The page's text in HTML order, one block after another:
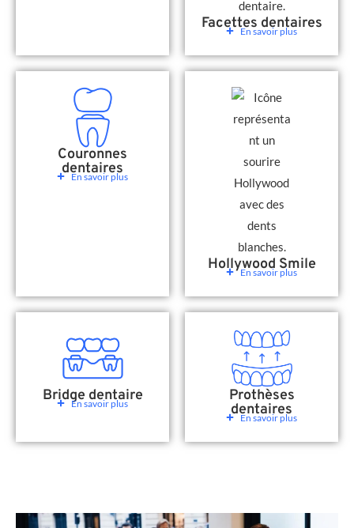
Facettes dentaires
En savoir plus
Couronnes
dentaires
En savoir plus
Hollywood Smile
En savoir plus
Bridge dentaire
En savoir plus Prothèses
dentaires
En savoir plus